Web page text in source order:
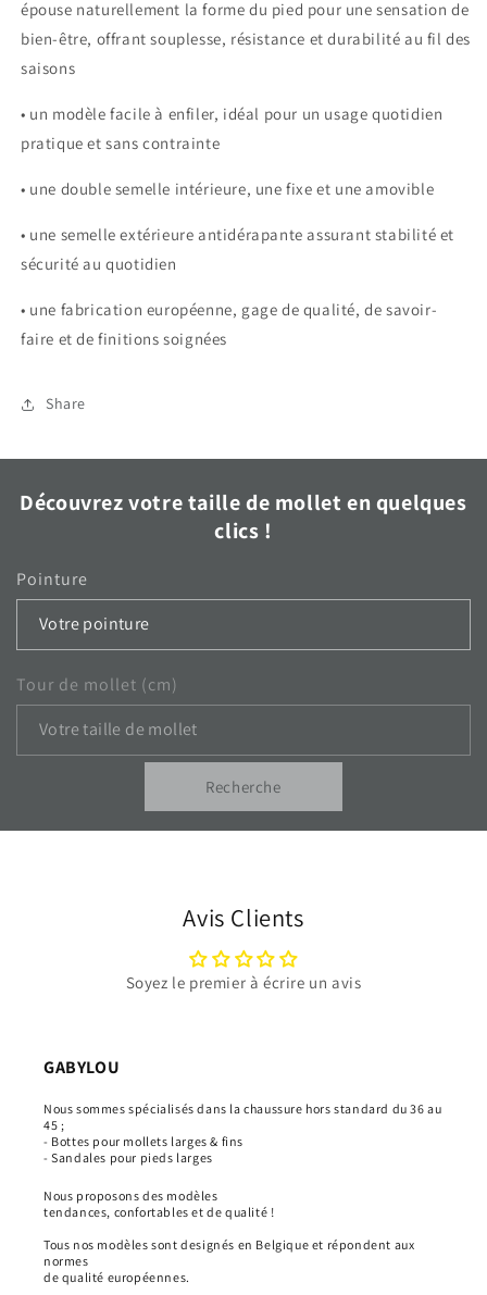
épouse naturellement la forme du pied pour une sensation de
bien-être, offrant souplesse, résistance et durabilité au fil des
saisons
• un modèle facile à enfiler, idéal pour un usage quotidien
pratique et sans contrainte
• une double semelle intérieure, une fixe et une amovible
• une semelle extérieure antidérapante assurant stabilité et
sécurité au quotidien
• une fabrication européenne, gage de qualité, de savoir-
faire et de finitions soignées
Share
Découvrez votre taille de mollet en quelques
clics !
Pointure
Tour de mollet (cm)
Recherche
Avis Clients
Soyez le premier à écrire un avis
GABYLOU
Nous sommes spécialisés dans la chaussure hors standard du 36 au
45 ;
- Bottes pour mollets larges & fins
- Sandales pour pieds larges
Nous proposons des modèles
tendances, confortables et de qualité !
Tous nos modèles sont designés en Belgique et répondent aux
normes
de qualité européennes.